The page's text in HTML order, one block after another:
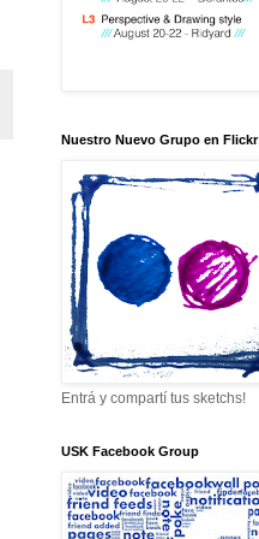
Nuestro Nuevo Grupo en Flickr
Entrá y compartí tus sketchs!
USK Facebook Group